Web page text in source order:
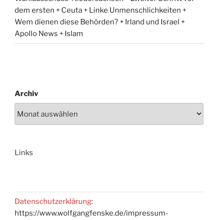
dem ersten + Ceuta + Linke Unmenschlichkeiten +
Wem dienen diese Behörden? + Irland und Israel +
Apollo News + Islam
Archiv
Links
Datenschutzerklärung:
https://www.wolfgangfenske.de/impressum-